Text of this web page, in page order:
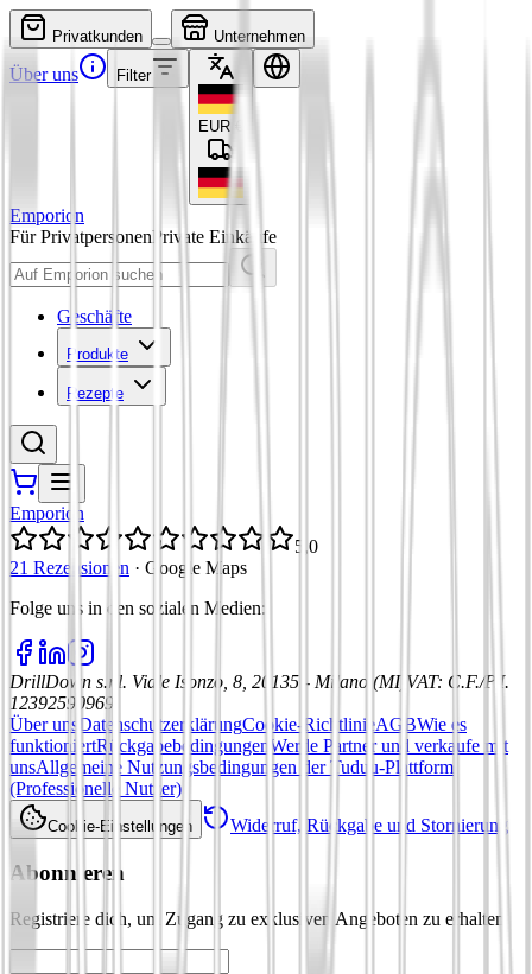
Privatkunden Unternehmen
Über uns Filter
EUR
Emporion
Für PrivatpersonenPrivate Einkäufe
Geschäfte
Produkte
Rezepte
Emporion
5,0
21 Rezensionen · Google Maps
Folge uns in den sozialen Medien:
DrillDown s.r.l. Viale Isonzo, 8, 20135 - Milano (MI) VAT: C.F./P.I.
12392590969
Über uns DatenschutzerklärungCookie-RichtlinieAGBWie es
funktioniertRückgabebedingungen Werde Partner und verkaufe mit
unsAllgemeine Nutzungsbedingungen der Tuduu-Plattform
(Professionelle Nutzer)
Cookie-Einstellungen Widerruf, Rückgabe und Stornierung
Abonnieren
Registriere dich, um Zugang zu exklusiven Angeboten zu erhalten